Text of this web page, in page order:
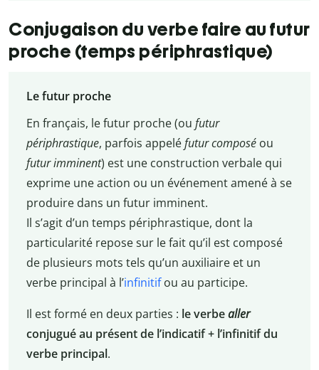
Conjugaison du verbe faire au futur
proche (temps périphrastique)
Le futur proche
En français, le futur proche (ou futur
périphrastique, parfois appeléfutur composéou
futur imminent) est une construction verbale qui
exprime une action ou un événement amené à se
produire dans un futur imminent.
Il s’agit d’un temps périphrastique, dont la
particularité repose sur le fait qu’il est composé
de plusieurs mots tels qu’un auxiliaire et un
verbe principal à l’infinitifou au participe.
Il est formé en deux parties : le verbealler
conjugué au présent de l’indicatif + l’infinitif du
verbe principal.